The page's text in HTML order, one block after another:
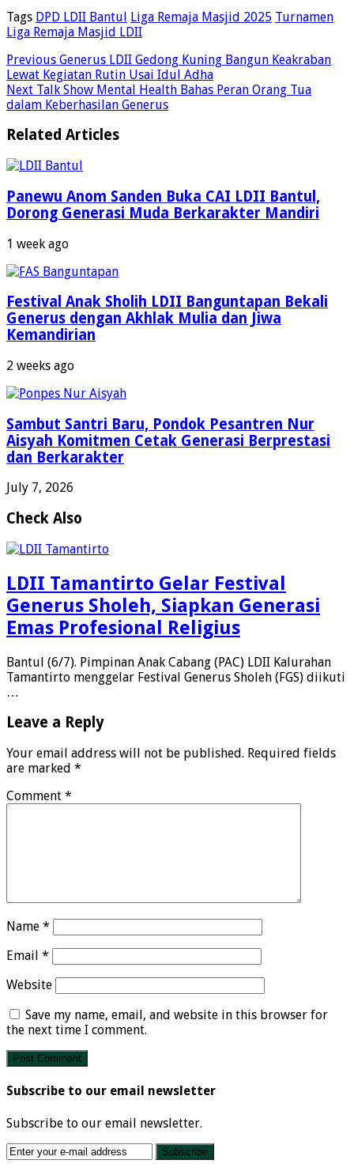
Tags DPD LDII Bantul Liga Remaja Masjid 2025 Turnamen
Liga Remaja Masjid LDII
Previous Generus LDII Gedong Kuning Bangun Keakraban
Lewat Kegiatan Rutin Usai Idul Adha
Next Talk Show Mental Health Bahas Peran Orang Tua
dalam Keberhasilan Generus
Related Articles
Panewu Anom Sanden Buka CAI LDII Bantul,
Dorong Generasi Muda Berkarakter Mandiri
1 week ago
Festival Anak Sholih LDII Banguntapan Bekali
Generus dengan Akhlak Mulia dan Jiwa
Kemandirian
2 weeks ago
Sambut Santri Baru, Pondok Pesantren Nur
Aisyah Komitmen Cetak Generasi Berprestasi
dan Berkarakter
July 7, 2026
Check Also
LDII Tamantirto Gelar Festival
Generus Sholeh, Siapkan Generasi
Emas Profesional Religius
Bantul (6/7). Pimpinan Anak Cabang (PAC) LDII Kalurahan
Tamantirto menggelar Festival Generus Sholeh (FGS) diikuti
…
Leave a Reply
Your email address will not be published. Required fields
are marked *
Comment *
Name *
Email *
Website
Save my name, email, and website in this browser for
the next time I comment.
Subscribe to our email newsletter
Subscribe to our email newsletter.